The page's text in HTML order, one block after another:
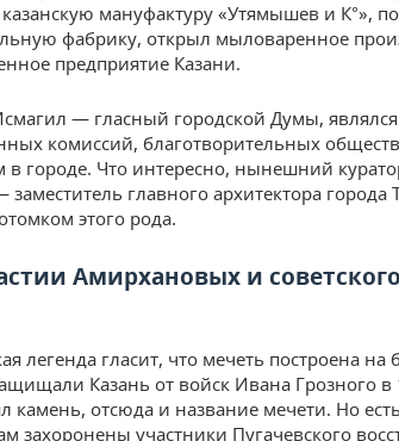
мануфактуру «Утямышев и К°»,
фабрику, открыл мыловаренное
предприятие Казани.
— гласный городской Думы,
комиссий, благотворительных
в городе. Что интересно, нынешний
главного архитектора
этого рода.
Амирхановых и
легенда гласит, что мечеть построена на
Казань от войск Ивана Грозного
камень, отсюда и название мечети. Но
захоронены участники Пугачевского